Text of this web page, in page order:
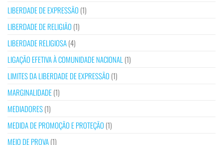
LIBERDADE DE EXPRESSÃO (1)
LIBERDADE DE RELIGIÃO (1)
LIBERDADE RELIGIOSA(4)
LIGAÇÃO EFETIVA À COMUNIDADE NACIONAL (1)
LIMITES DA LIBERDADE DE EXPRESSÃO (1)
MARGINALIDADE(1)
MEDIADORES(1)
MEDIDA DE PROMOÇÃO E PROTEÇÃO (1)
MEIO DE PROVA(1)